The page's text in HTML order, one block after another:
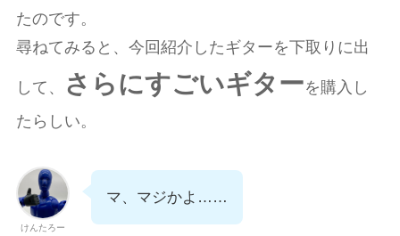
たのです。
尋ねてみると、今回紹介したギターを下取りに出
して、 さらにすごいギターを購入し
たらしい。
けんたろー
マ、マジかよ……